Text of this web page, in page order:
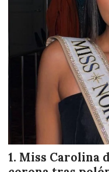
Miss Carolina